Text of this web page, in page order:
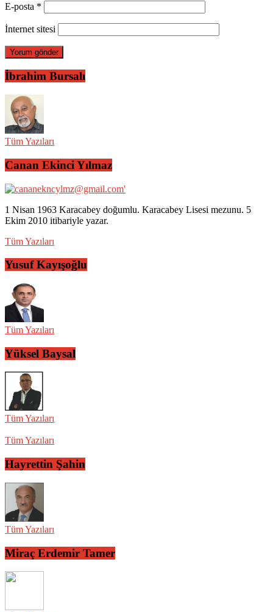
E-posta *
İnternet sitesi
İbrahim Bursalı
Tüm Yazıları
Canan Ekinci Yılmaz
1 Nisan 1963 Karacabey doğumlu. Karacabey Lisesi mezunu. 5
Ekim 2010 itibariyle yazar.
Tüm Yazıları
Yusuf Kayışoğlu
Tüm Yazıları
Yüksel Baysal
Tüm Yazıları
Tüm Yazıları
Hayrettin Şahin
Tüm Yazıları
Miraç Erdemir Tamer